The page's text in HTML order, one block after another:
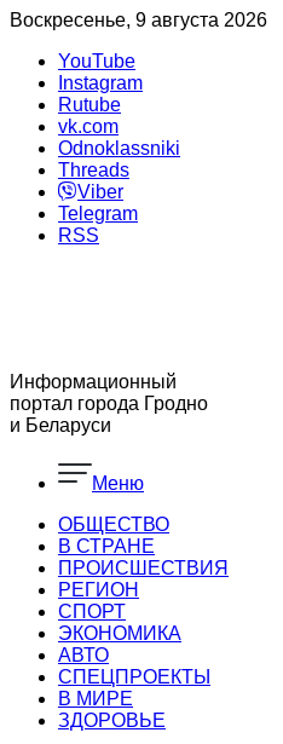
Воскресенье, 9 августа 2026
YouTube
Instagram
Rutube
vk.com
Odnoklassniki
Threads
Viber
Telegram
RSS
Информационный
портал города Гродно
и Беларуси
Меню
ОБЩЕСТВО
В СТРАНЕ
ПРОИСШЕСТВИЯ
РЕГИОН
CПОРТ
ЭКОНОМИКА
АВТО
СПЕЦПРОЕКТЫ
В МИРЕ
ЗДОРОВЬЕ